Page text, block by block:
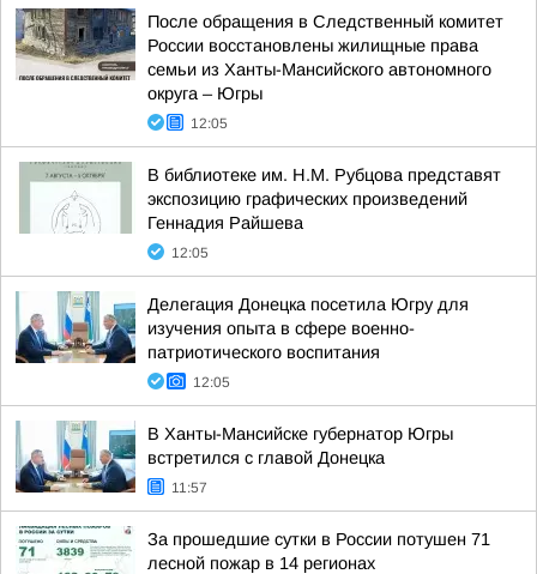
После обращения в Следственный комитет
России восстановлены жилищные права
семьи из Ханты-Мансийского автономного
округа – Югры
12:05
В библиотеке им. Н.М. Рубцова представят
экспозицию графических произведений
Геннадия Райшева
12:05
Делегация Донецка посетила Югру для
изучения опыта в сфере военно-
патриотического воспитания
12:05
В Ханты-Мансийске губернатор Югры
встретился с главой Донецка
11:57
За прошедшие сутки в России потушен 71
лесной пожар в 14 регионах